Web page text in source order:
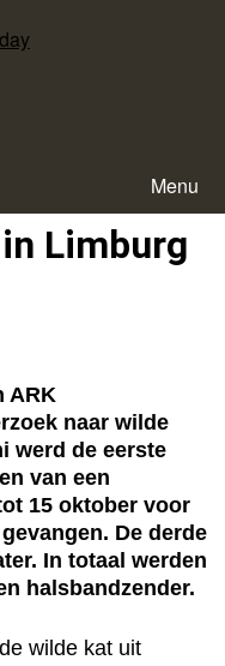
Menu
Limburg
ARK
naar wilde
werd de eerste
van een
15 oktober voor
De derde
In totaal werden
halsbandzender.
wilde kat uit